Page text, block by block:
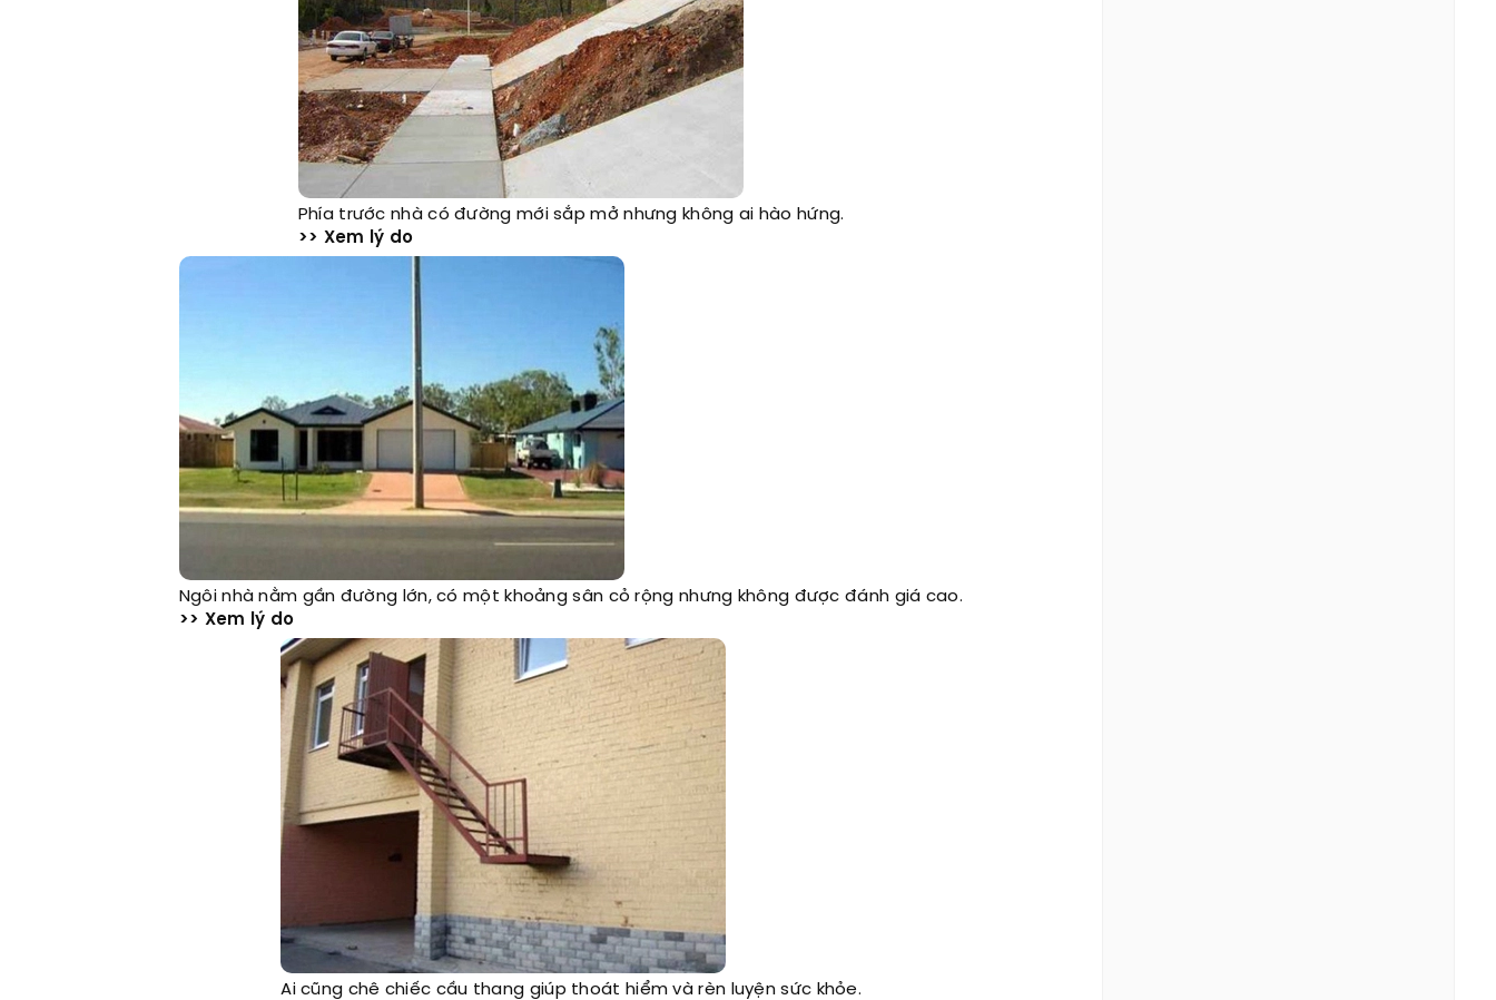
Phía trước nhà có đường mới sắp mở nhưng không ai hào hứng.
>> Xem lý do
Ngôi nhà nằm gần đường lớn, có một khoảng sân cỏ rộng nhưng không được đánh giá cao.
>> Xem lý do
Ai cũng chê chiếc cầu thang giúp thoát hiểm và rèn luyện sức khỏe.